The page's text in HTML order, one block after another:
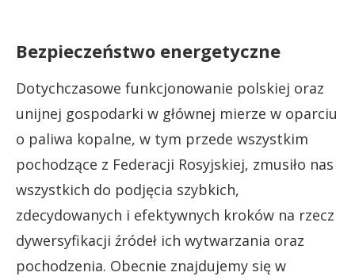
Bezpieczeństwo energetyczne
Dotychczasowe funkcjonowanie polskiej oraz
unijnej gospodarki w głównej mierze w oparciu
o paliwa kopalne, w tym przede wszystkim
pochodzące z Federacji Rosyjskiej, zmusiło nas
wszystkich do podjęcia szybkich,
zdecydowanych i efektywnych kroków na rzecz
dywersyfikacji źródeł ich wytwarzania oraz
pochodzenia. Obecnie znajdujemy się w